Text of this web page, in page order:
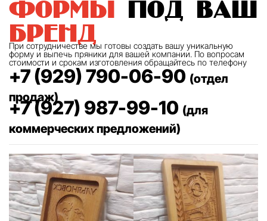
бренд
При сотрудничестве мы готовы создать вашу уникальную
форму и выпечь пряники для вашей компании. По вопросам
стоимости и срокам изготовления обращайтесь по телефону
+7 (929) 790-06-90 (отдел
продаж)
+7 (927) 987-99-10 (для
коммерческих предложений)